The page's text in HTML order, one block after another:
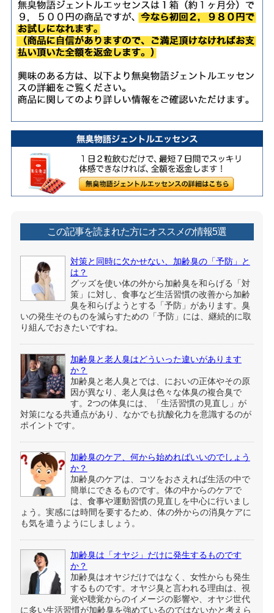
この記事を読まれた方にオススメの情報5選
対策と同時に欠かせない、加齢臭の「予防」と
は？
グッズを使い体の外から加齢臭を和らげる「対
策」に対し、食事など生活習慣の改善から加齢
臭を和らげようとする「予防」があります。臭
いの発生そのものを減らすための「予防」には、継続的に取
り組んでおきたいですね。
加齢臭と老人臭はどういった違いがあります
か？
加齢臭と老人臭とでは、においの正体やその原
因が異なり、老人臭は色々な体臭の複合臭で
す。2つの体臭には、「生活習慣の見直し」が
対策になる共通点があり、なかでも抗酸化力を意識するのが
ポイントです。
加齢臭のケア、何から始めればいいのでしょう
か？
加齢臭のケアは、コツをおさえれば生活の中で
簡単にできるものです。体の中からのケアで
は、食事や運動習慣の見直しを中心に行いまし
ょう。実感には時間を要するため、体の外からの消臭ケアに
も気を遣うようにしましょう。
加齢臭は「オヤジ」だけに発生するものです
か？
加齢臭はオヤジだけではなく、女性からも発生
するものです。オヤジ臭と言われる理由は、視
覚や聴覚からのイメージの影響や、オヤジ世代
に多い生活習慣が加齢臭を強めているのではないかと考えら